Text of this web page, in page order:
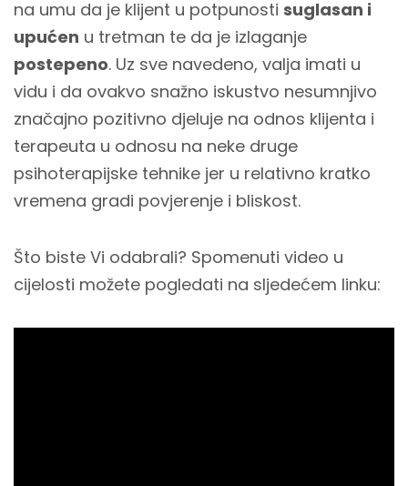
na umu da je klijent u potpunosti suglasan i
upućen u tretman te da je izlaganje
postepeno. Uz sve navedeno, valja imati u
vidu i da ovakvo snažno iskustvo nesumnjivo
značajno pozitivno djeluje na odnos klijenta i
terapeuta u odnosu na neke druge
psihoterapijske tehnike jer u relativno kratko
vremena gradi povjerenje i bliskost.
Što biste Vi odabrali? Spomenuti video u
cijelosti možete pogledati na sljedećem linku: